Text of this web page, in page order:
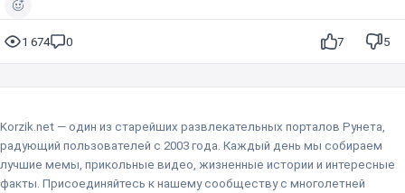
и
1 674 0 7 5
Korzik.net — один из старейших развлекательных порталов Рунета,
радующий пользователей с 2003 года. Каждый день мы собираем
лучшие мемы, прикольные видео, жизненные истории и интересные
факты. Присоединяйтесь к нашему сообществу с многолетней